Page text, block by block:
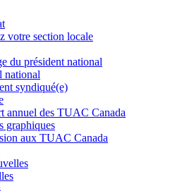
votre section locale
du président national
national
syndiqué(e)
annuel des TUAC Canada
graphiques
aux TUAC Canada